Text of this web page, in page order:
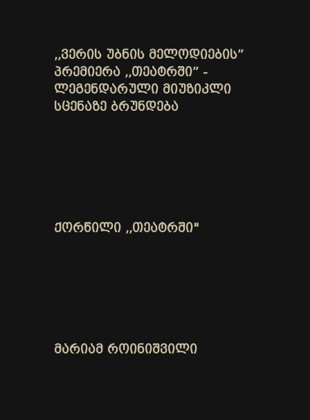
,,ᲕᲔᲠᲘᲡ ᲣᲑᲜᲘᲡ ᲛᲔᲚᲝᲓᲘᲔᲑᲘᲡ”
ᲞᲠᲔᲛᲘᲔᲠᲐ ,,ᲗᲔᲐᲢᲠᲨᲘ” -
ᲚᲔᲒᲔᲜᲓᲐᲠᲣᲚᲘ ᲛᲘᲣᲖᲘᲙᲚᲘ
ᲡᲪᲔᲜᲐᲖᲔ ᲑᲠᲣᲜᲓᲔᲑᲐ
ᲥᲝᲠᲬᲘᲚᲘ ,,ᲗᲔᲐᲢᲠᲨᲘ"
ᲛᲐᲠᲘᲐᲛ ᲠᲝᲘᲜᲘᲨᲕᲘᲚᲘ